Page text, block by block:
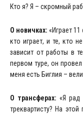
Кто я? Я – скромный
О новичках: «Играет
кто играет, и те, кто
зависит от работы в
первом туре, он
меня есть Биглия –
О трансферах: «Я рад
треквартисту? На